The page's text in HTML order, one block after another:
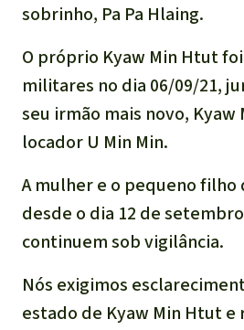
sobrinho, Pa Pa Hlaing.
O próprio Kyaw Min Htut
militares no dia 06/09/21,
seu irmão mais novo, Kyaw
locador U Min Min.
A mulher e o pequeno
desde o dia 12 de
continuem sob vigilância.
Nós exigimos
estado de Kyaw Min Htut e